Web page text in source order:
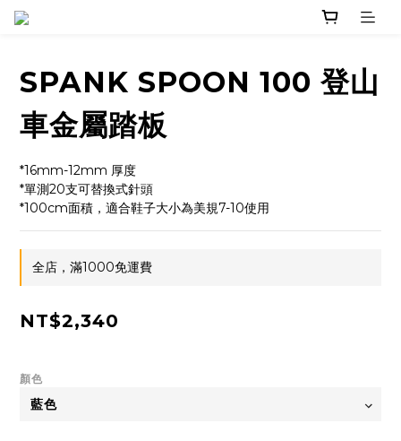
SPANK SPOON 100 登山
車金屬踏板
*16mm-12mm 厚度
*單測20支可替換式針頭
*100cm面積，適合鞋子大小為美規7-10使用
全店，滿1000免運費
NT$2,340
顏色